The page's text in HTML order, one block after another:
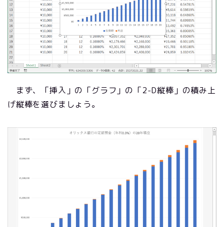
まず、「挿入」の「グラフ」の「2-D縦棒」の積み上
げ縦棒を選びましょう。